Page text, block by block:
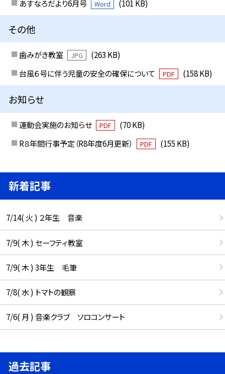
あすなろだより6月号
Word (101 KB)
その他
歯みがき教室 JPG
(263 KB)
台風６号に伴う児童の安全の確保について
PDF (158 KB)
お知らせ
運動会実施のお知らせ PDF
(70 KB)
R８年間行事予定（R8年度6月更新）
PDF (155 KB)
新着記事
7/14( 火 ) ２年生 音楽
7/9( 木 ) セーフティ教室
7/9( 木 ) 3年生 毛筆
7/8( 水 ) トマトの観察
7/6( 月 ) 音楽クラブ ソロコンサート
過去記事